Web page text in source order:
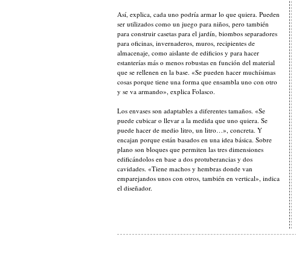
Así, explica, cada uno podría armar lo que quiera. Pueden
ser utilizados como un juego para niños, pero también
para construir casetas para el jardín, biombos separadores
para oficinas, invernaderos, muros, recipientes de
almacenaje, como aislante de edificios y para hacer
estanterías más o menos robustas en función del material
que se rellenen en la base. «Se pueden hacer muchísimas
cosas porque tiene una forma que ensambla uno con otro
y se va armando», explica Folasco.
Los envases son adaptables a diferentes tamaños. «Se
puede cubicar o llevar a la medida que uno quiera. Se
puede hacer de medio litro, un litro…», concreta. Y
encajan porque están basados en una idea básica. Sobre
plano son bloques que permiten las tres dimensiones
edificándolos en base a dos protuberancias y dos
cavidades. «Tiene machos y hembras donde van
emparejandos unos con otros, también en vertical», indica
el diseñador.